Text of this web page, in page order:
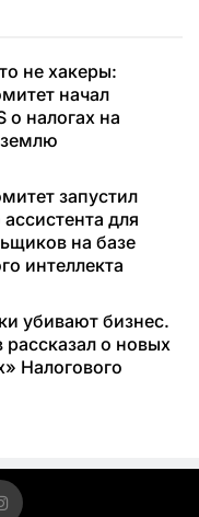
не хакеры:
начал
о налогах на
запустил
для
на базе
интеллекта
убивают бизнес.
о новых
Налогового